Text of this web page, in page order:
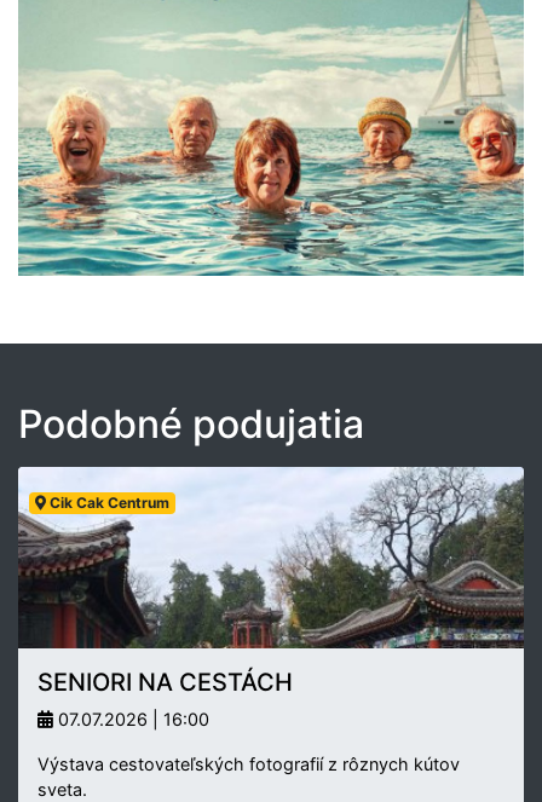
Podobné podujatia
Cik Cak Centrum
SENIORI NA CESTÁCH
07.07.2026 | 16:00
Výstava cestovateľských fotografií z rôznych kútov
sveta.